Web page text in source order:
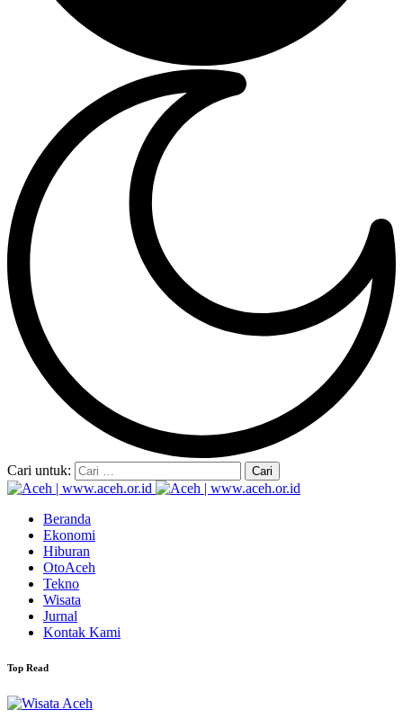
Cari untuk:
Beranda
Ekonomi
Hiburan
OtoAceh
Tekno
Wisata
Jurnal
Kontak Kami
Top Read